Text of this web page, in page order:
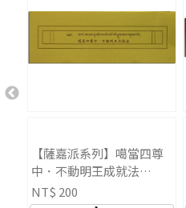
【薩嘉派系列】噶當四尊
中．不動明王成就法
(ST054)
NT$ 200